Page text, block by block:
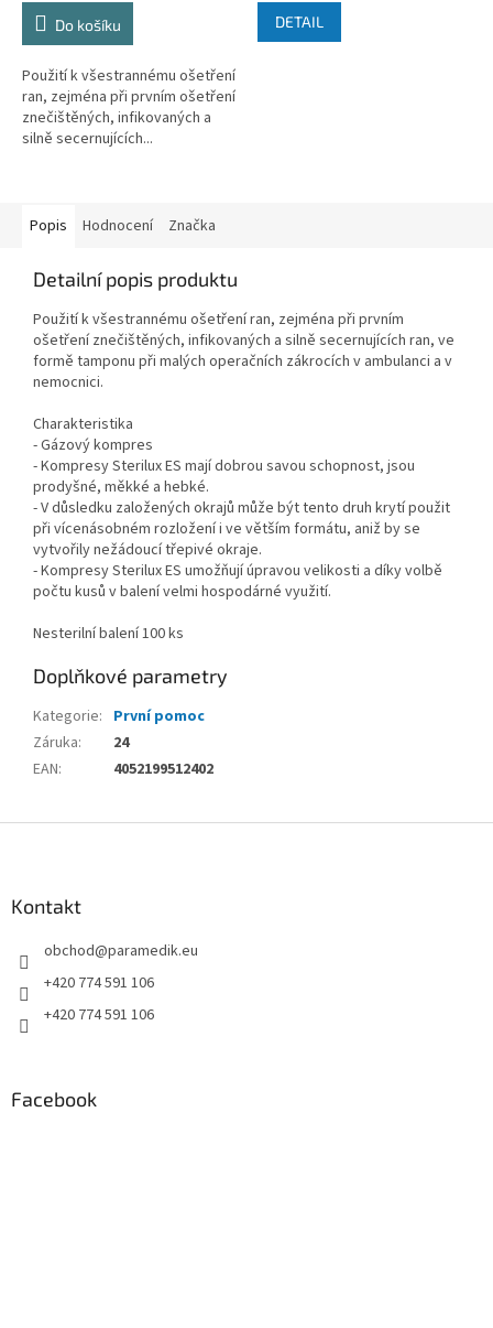
Do košíku
Použití k všestrannému ošetření
ran, zejména při prvním ošetření
znečištěných, infikovaných a
silně secernujících...
DETAIL
Popis Hodnocení Značka
Detailní popis produktu
Použití k všestrannému ošetření ran, zejména při prvním
ošetření znečištěných, infikovaných a silně secernujících ran, ve
formě tamponu při malých operačních zákrocích v ambulanci a v
nemocnici.
Charakteristika
- Gázový kompres
- Kompresy Sterilux ES mají dobrou savou schopnost, jsou
prodyšné, měkké a hebké.
- V důsledku založených okrajů může být tento druh krytí použit
při vícenásobném rozložení i ve větším formátu, aniž by se
vytvořily nežádoucí třepivé okraje.
- Kompresy Sterilux ES umožňují úpravou velikosti a díky volbě
počtu kusů v balení velmi hospodárné využití.
Nesterilní balení 100 ks
Doplňkové parametry
Kategorie: První pomoc
Záruka:
24
EAN: 4052199512402
Kontakt
obchod@paramedik.eu
+420 774 591 106
+420 774 591 106
Facebook